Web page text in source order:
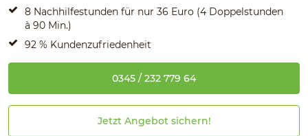
8 Nachhilfestunden für nur 36 Euro (4 Doppelstunden
à 90 Min.)
92 % Kundenzufriedenheit
0345 / 232 779 64
Jetzt Angebot sichern!